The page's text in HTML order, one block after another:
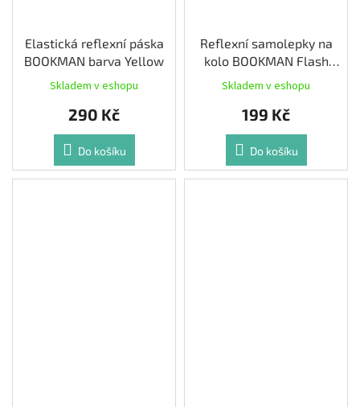
Elastická reflexní páska
BOOKMAN barva Yellow
Skladem v eshopu
290 Kč
Do košíku
Reflexní samolepky na
kolo BOOKMAN Flash
barva Žlutá
Skladem v eshopu
199 Kč
Do košíku